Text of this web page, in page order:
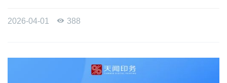
2026-04-01  388